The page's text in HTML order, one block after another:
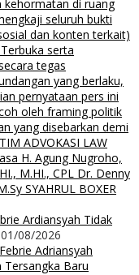
kehormatan di ruang
seluruh bukti
dan konten terkait)
serta
tegas
yang berlaku,
pernyataan pers ini
oleh framing politik
yang disebarkan demi
ADVOKASI LAW
H. Agung Nugroho,
M.HI., CPL Dr. Denny
SYAHRUL BOXER
Ardiansyah Tidak
01/08/2026
Adriansyah
Baru